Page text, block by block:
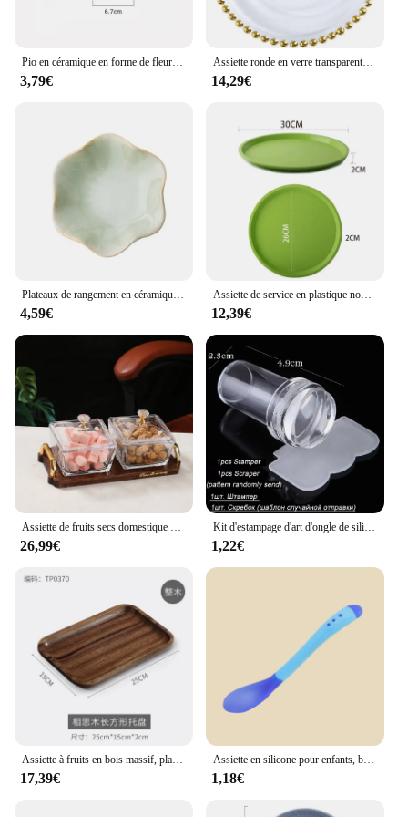
Pio en céramique en forme de fleur Brindisi, petite assiette en porcelaine, S/05 er, Mini Soy aissce assaisonnement, ustensiles de cuisine, fournitures de cuisine, 1 pièce
3,79€
Assiette ronde en verre transparente avec perles dorées, assiette à fruits, assiette à dessert, assiette de mariage, assiette de cuisson domestique, ustensiles de cuisine, nouveau
14,29€
4,59€
Assiette de service en plastique non ald, ronde, doublée, coordonnante, pour restaurant, café, boissons, plats de restauration rapide, outil de bar
12,39€
26,99€
Kit d'estampage d'art d'ongle de silicone transparent, conception française pour la plaque de manucure, sceau de vernis, tampon à deux côtés, grattoir, outil, 1pc
1,22€
17,39€
Assiette en silicone pour enfants, bol pour bébé, aspiration, sans BPA, alimentation, britware, plats à manger pour enfants
1,18€